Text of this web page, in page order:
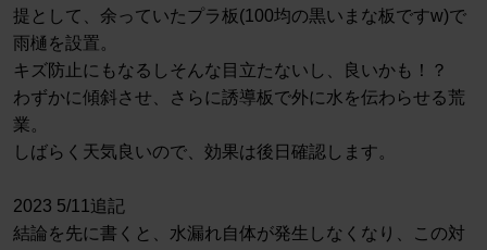
提として、余っていたプラ板(100均の黒いまな板ですw)で
雨樋を設置。
キズ防止にもなるしそんな目立たないし、良いかも！？
わずかに傾斜させ、さらに誘導板で外に水を伝わらせる荒
業。
しばらく天気良いので、効果は後日確認します。
2023 5/11追記
結論を先に書くと、水漏れ自体が発生しなくなり、この対